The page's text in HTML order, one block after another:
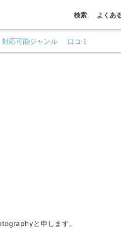
検索 よくあ
対応可能ジャンル 口コミ
と申します。